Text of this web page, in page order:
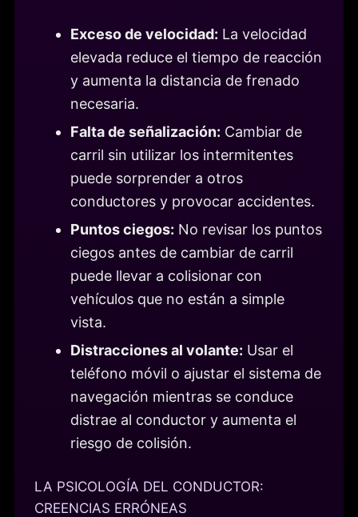
Exceso de velocidad: La velocidad
elevada reduce el tiempo de reacción
y aumenta la distancia de frenado
necesaria.
Falta de señalización: Cambiar de
carril sin utilizar los intermitentes
puede sorprender a otros
conductores y provocar accidentes.
Puntos ciegos: No revisar los puntos
ciegos antes de cambiar de carril
puede llevar a colisionar con
vehículos que no están a simple
vista.
Distracciones al volante: Usar el
teléfono móvil o ajustar el sistema de
navegación mientras se conduce
distrae al conductor y aumenta el
riesgo de colisión.
LA PSICOLOGÍA DEL CONDUCTOR:
CREENCIAS ERRÓNEAS